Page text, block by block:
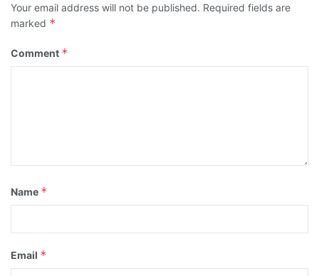
Your email address will not be published. Required fields are
marked *
Comment *
Name *
Email *